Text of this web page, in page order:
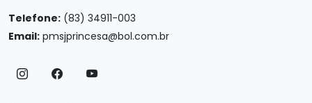
Telefone: (83) 34911-003
Email: pmsjprincesa@bol.com.br